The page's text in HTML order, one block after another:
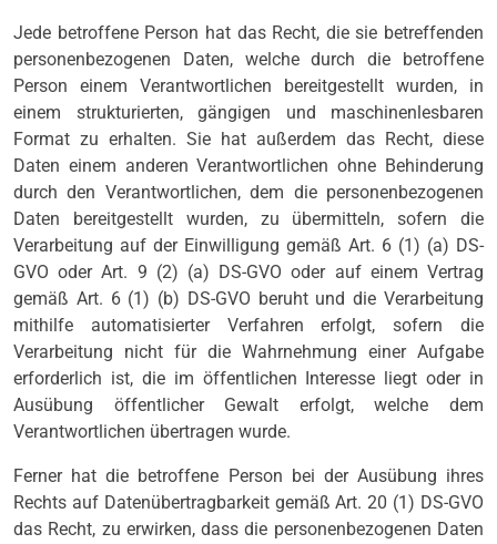
Jede betroffene Person hat das Recht, die sie betreffenden
personenbezogenen Daten, welche durch die betroffene
Person einem Verantwortlichen bereitgestellt wurden, in
einem strukturierten, gängigen und maschinenlesbaren
Format zu erhalten. Sie hat außerdem das Recht, diese
Daten einem anderen Verantwortlichen ohne Behinderung
durch den Verantwortlichen, dem die personenbezogenen
Daten bereitgestellt wurden, zu übermitteln, sofern die
Verarbeitung auf der Einwilligung gemäß Art. 6 (1) (a) DS-
GVO oder Art. 9 (2) (a) DS-GVO oder auf einem Vertrag
gemäß Art. 6 (1) (b) DS-GVO beruht und die Verarbeitung
mithilfe automatisierter Verfahren erfolgt, sofern die
Verarbeitung nicht für die Wahrnehmung einer Aufgabe
erforderlich ist, die im öffentlichen Interesse liegt oder in
Ausübung öffentlicher Gewalt erfolgt, welche dem
Verantwortlichen übertragen wurde.
Ferner hat die betroffene Person bei der Ausübung ihres
Rechts auf Datenübertragbarkeit gemäß Art. 20 (1) DS-GVO
das Recht, zu erwirken, dass die personenbezogenen Daten